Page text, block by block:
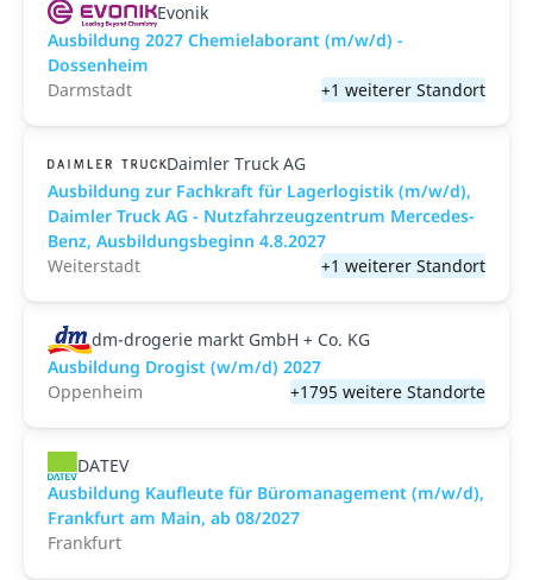
Evonik
Ausbildung 2027 Chemielaborant (m/w/d) -
Dossenheim
Darmstadt
+1 weiterer Standort
Daimler Truck AG
Ausbildung zur Fachkraft für Lagerlogistik (m/w/d),
Daimler Truck AG - Nutzfahrzeugzentrum Mercedes-
Benz, Ausbildungsbeginn 4.8.2027
Weiterstadt
+1 weiterer Standort
dm-drogerie markt GmbH + Co. KG
Ausbildung Drogist (w/m/d) 2027
Oppenheim
+1795 weitere Standorte
DATEV
Ausbildung Kaufleute für Büromanagement (m/w/d),
Frankfurt am Main, ab 08/2027
Frankfurt